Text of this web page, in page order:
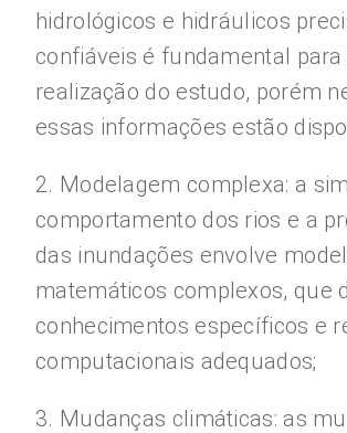
hidrológicos e hidráulicos
confiáveis é fundamental para
realização do estudo, porém
essas informações estão
2. Modelagem complexa: a
comportamento dos rios e a
das inundações envolve
matemáticos complexos, que
conhecimentos específicos e
computacionais adequados;
3. Mudanças climáticas: as